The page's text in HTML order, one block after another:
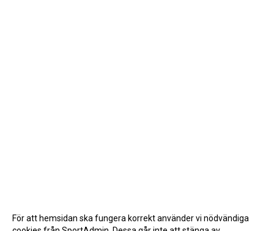
För att hemsidan ska fungera korrekt använder vi nödvändiga